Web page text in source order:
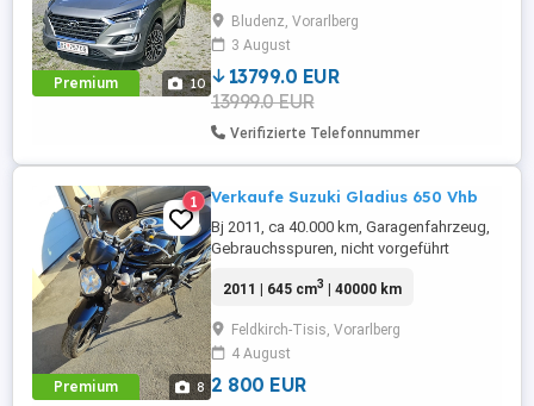
Premium 10
Bludenz, Vorarlberg
3 August
13799.0 EUR
13999.0 EUR
Verifizierte Telefonnummer
Premium 8
1 Verkaufe Suzuki Gladius 650 Vhb
Bj 2011, ca 40.000 km, Garagenfahrzeug,
Gebrauchsspuren, nicht vorgeführt
2011 | 645 cm3 | 40000 km
Feldkirch-Tisis, Vorarlberg
4 August
2 800 EUR